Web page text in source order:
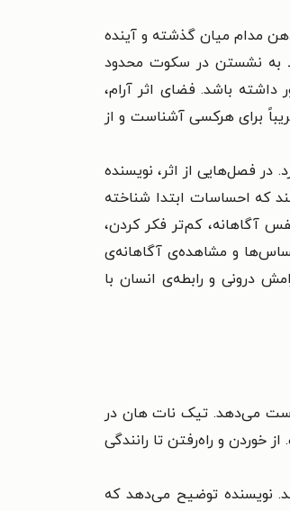
مدام میان گذشته و آینده
به نشستن در سکوت محدود
باشد. فضای اثر آرام،
برای هرکسی آشناست و از
فصل‌هایی از اثر، نویسنده
که احساسات ابتدا شناخته
آگاهانه، کم‌تر فکر کردن،
و مشاهده‌ی آگاهانه‌ی
درونی و رابطه‌ی انسان با
دست می‌دهد. تیک نات هان در
خوردن و راه‌رفتن تا رانندگی
نویسنده توضیح می‌دهد که